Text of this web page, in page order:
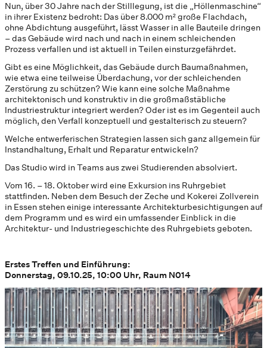
Nun, über 30 Jahre nach der Stilllegung, ist die „Höllenmaschine“
in ihrer Existenz bedroht: Das über 8.000 m² große Flachdach,
ohne Abdichtung ausgeführt, lässt Wasser in alle Bauteile dringen
– das Gebäude wird nach und nach in einem schleichenden
Prozess verfallen und ist aktuell in Teilen einsturzgefährdet.
Gibt es eine Möglichkeit, das Gebäude durch Baumaßnahmen,
wie etwa eine teilweise Überdachung, vor der schleichenden
Zerstörung zu schützen? Wie kann eine solche Maßnahme
architektonisch und konstruktiv in die großmaßstäbliche
Industriestruktur integriert werden? Oder ist es im Gegenteil auch
möglich, den Verfall konzeptuell und gestalterisch zu steuern?
Welche entwerferischen Strategien lassen sich ganz allgemein für
Instandhaltung, Erhalt und Reparatur entwickeln?
Das Studio wird in Teams aus zwei Studierenden absolviert.
Vom 16. – 18. Oktober wird eine Exkursion ins Ruhrgebiet
stattfinden. Neben dem Besuch der Zeche und Kokerei Zollverein
in Essen stehen einige interessante Architekturbesichtigungen auf
dem Programm und es wird ein umfassender Einblick in die
Architektur- und Industriegeschichte des Ruhrgebiets geboten.
Erstes Treffen und Einführung:
Donnerstag, 09.10.25, 10:00 Uhr, Raum N014